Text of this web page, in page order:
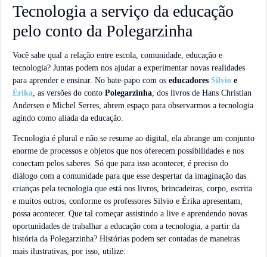
Tecnologia a serviço da educação
pelo conto da Polegarzinha
Você sabe qual a relação entre escola, comunidade, educação e
tecnologia? Juntas podem nos ajudar a experimentar novas realidades
para aprender e ensinar. No bate-papo com os educadores Silvio e
Érika , as versões do conto Polegarzinha , dos livros de Hans Christian
Andersen e Michel Serres, abrem espaço para observarmos a tecnologia
agindo como aliada da educação.
Tecnologia é plural e não se resume ao digital, ela abrange um conjunto
enorme de processos e objetos que nos oferecem possibilidades e nos
conectam pelos saberes. Só que para isso acontecer, é preciso do
diálogo com a comunidade para que esse despertar da imaginação das
crianças pela tecnologia que está nos livros, brincadeiras, corpo, escrita
e muitos outros, conforme os professores Silvio e Érika apresentam,
possa acontecer. Que tal começar assistindo a live e aprendendo novas
oportunidades de trabalhar a educação com a tecnologia, a partir da
história da Polegarzinha? Histórias podem ser contadas de maneiras
mais ilustrativas, por isso, utilize: